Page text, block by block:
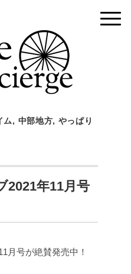
ム, 中部地方, やっぱり
2021年11月号
月号が絶賛発売中！